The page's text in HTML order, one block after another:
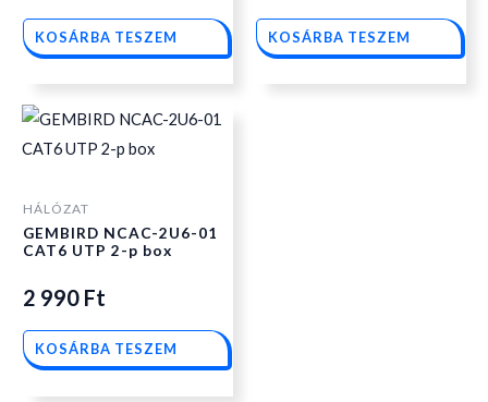
KOSÁRBA TESZEM KOSÁRBA TESZEM
HÁLÓZAT
GEMBIRD NCAC-2U6-01
CAT6 UTP 2-p box
2 990 Ft
KOSÁRBA TESZEM